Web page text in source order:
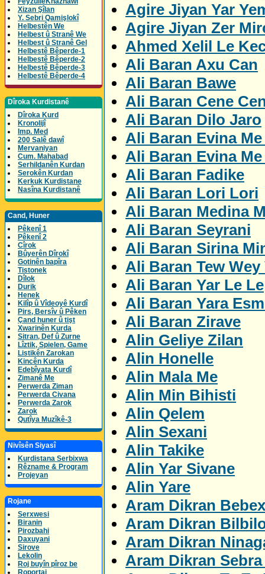
Xizan Şîlan
Y. Sebri Qamişlokî
Helbestên We
Helbest û Stranê We
Helbest û Stranê Gel
Helbestê Bêperde-1
Helbestê Bêperde-2
Helbestê Bêperde-3
Helbestê Bêperde-4
Dîroka Kurdistanê
Dîroka Kurd
Kronolijî
Imp. Med
200 Salê dawî
Mervaniyan
Cum. Mahabad
Serhildanên Kurdan
Serokên Kurdan
Kerkuk Kurdistane
Nasîna Kurdistanê
Cand, Huner
Pêkenî 1
Pêkenî 2
Cîrok
Bûyerên Dîrokî
Gotinên bapîra
Tistonek
Dîlok
Durik
Henek
Kilîp û Vîdeoyê Kurdî
Pirs, Bersîv û Pêken
Çand huner û tişt
Xwarinên Kurda
Sitran, Def û Zurne
Lîztik, Spielen, Game
Listikên Zarokan
Kincên Kurda
Edebîyata Kurdî
Zimanê Me
Perwerda Ziman
Perwerda Civana
Perwerda Zarok
Zarok
Qutîya Muzîkê-3
Nivîsên Siyasî
Kurdistana Serbixwa
Rêzname & Program
Projeyan
Rojane
Serxwesi
Biranin
Pirozbahi
Daxuyani
Sirove
Lekolin
Roj buyîn pîroz be
Roportaj
Agire Jiyan Yar
Agire Jiyan Zer
Ahmed Xelil Le
Ali Baran Axu Can
Ali Baran Bawe
Ali Baran Cene
Ali Baran Dilo Jaro
Ali Baran Evina
Ali Baran Evina Me
Ali Baran Fadike
Ali Baran Lori Lori
Ali Baran Medina
Ali Baran Seyrani
Ali Baran Sirina
Ali Baran Tew Wey
Ali Baran Yar Le Le
Ali Baran Yara
Ali Baran Zirave
Alin Geliye Zilan
Alin Honelle
Alin Mala Me
Alin Min Bihisti
Alin Qelem
Alin Sexani
Alin Takike
Alin Yar Sivane
Alin Yare
Aram Dikran
Aram Dikran
Aram Dikran
Aram Dikran